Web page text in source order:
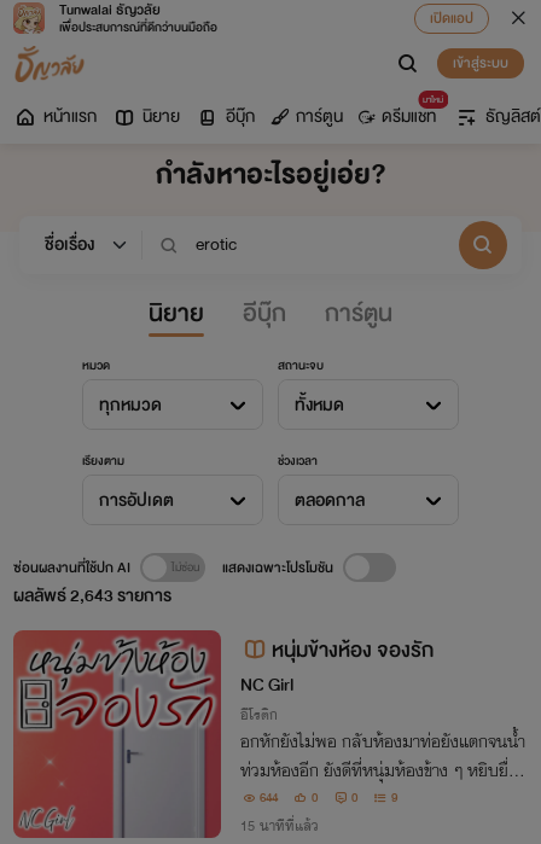
Tunwalai ธัญวลัย
เพื่อประสบการณ์ที่ดีกว่าบนมือถือ
เปิดแอป
เข้าสู่ระบบ
หน้าแรก นิยาย อีบุ๊ก การ์ตูน
มาใหม่
ดรีมแชท ธัญลิสต์
กำลังหาอะไรอยู่เอ่ย?
นิยาย อีบุ๊ก การ์ตูน
หมวด
ทุกหมวด
สถานะจบ
ทั้งหมด
เรียงตาม
การอัปเดต
ช่วงเวลา
ตลอดกาล
ผลลัพธ์2,643รายการ
ซ่อนผลงานที่ใช้ปก AI แสดงเฉพาะโปรโมชัน
หนุ่มข้างห้อง จองรัก
NC Girl
อีโรติก
อกหักยังไม่พอ กลับห้องมาท่อยังแตกจนน้ำ
ท่วมห้องอีก ยังดีที่หนุ่มห้องข้าง ๆ หยิบยื่น
น้ำใจที่แสนอ่อนโยนมาให้ ไม่อย่างนั้นมีนก็ค
งจะทำอะไรไม่ถูกไปอีกพักใหญ่ ๆ อย่างแน่น
644 0 0 9
15 นาทีที่แล้ว